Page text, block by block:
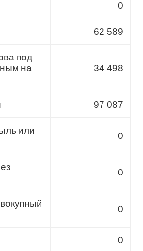
0
62 589
под
на
34 498
97 087
или
0
0
0
0